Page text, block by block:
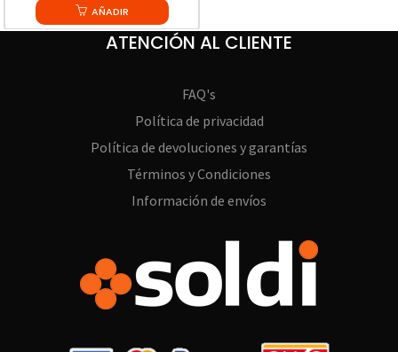
AÑADIR
ATENCIÓN AL CLIENTE
FAQ's
Política de privacidad
Política de devoluciones y garantías
Términos y Condiciones
Información de envíos